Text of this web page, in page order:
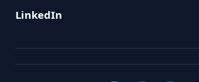
LinkedIn